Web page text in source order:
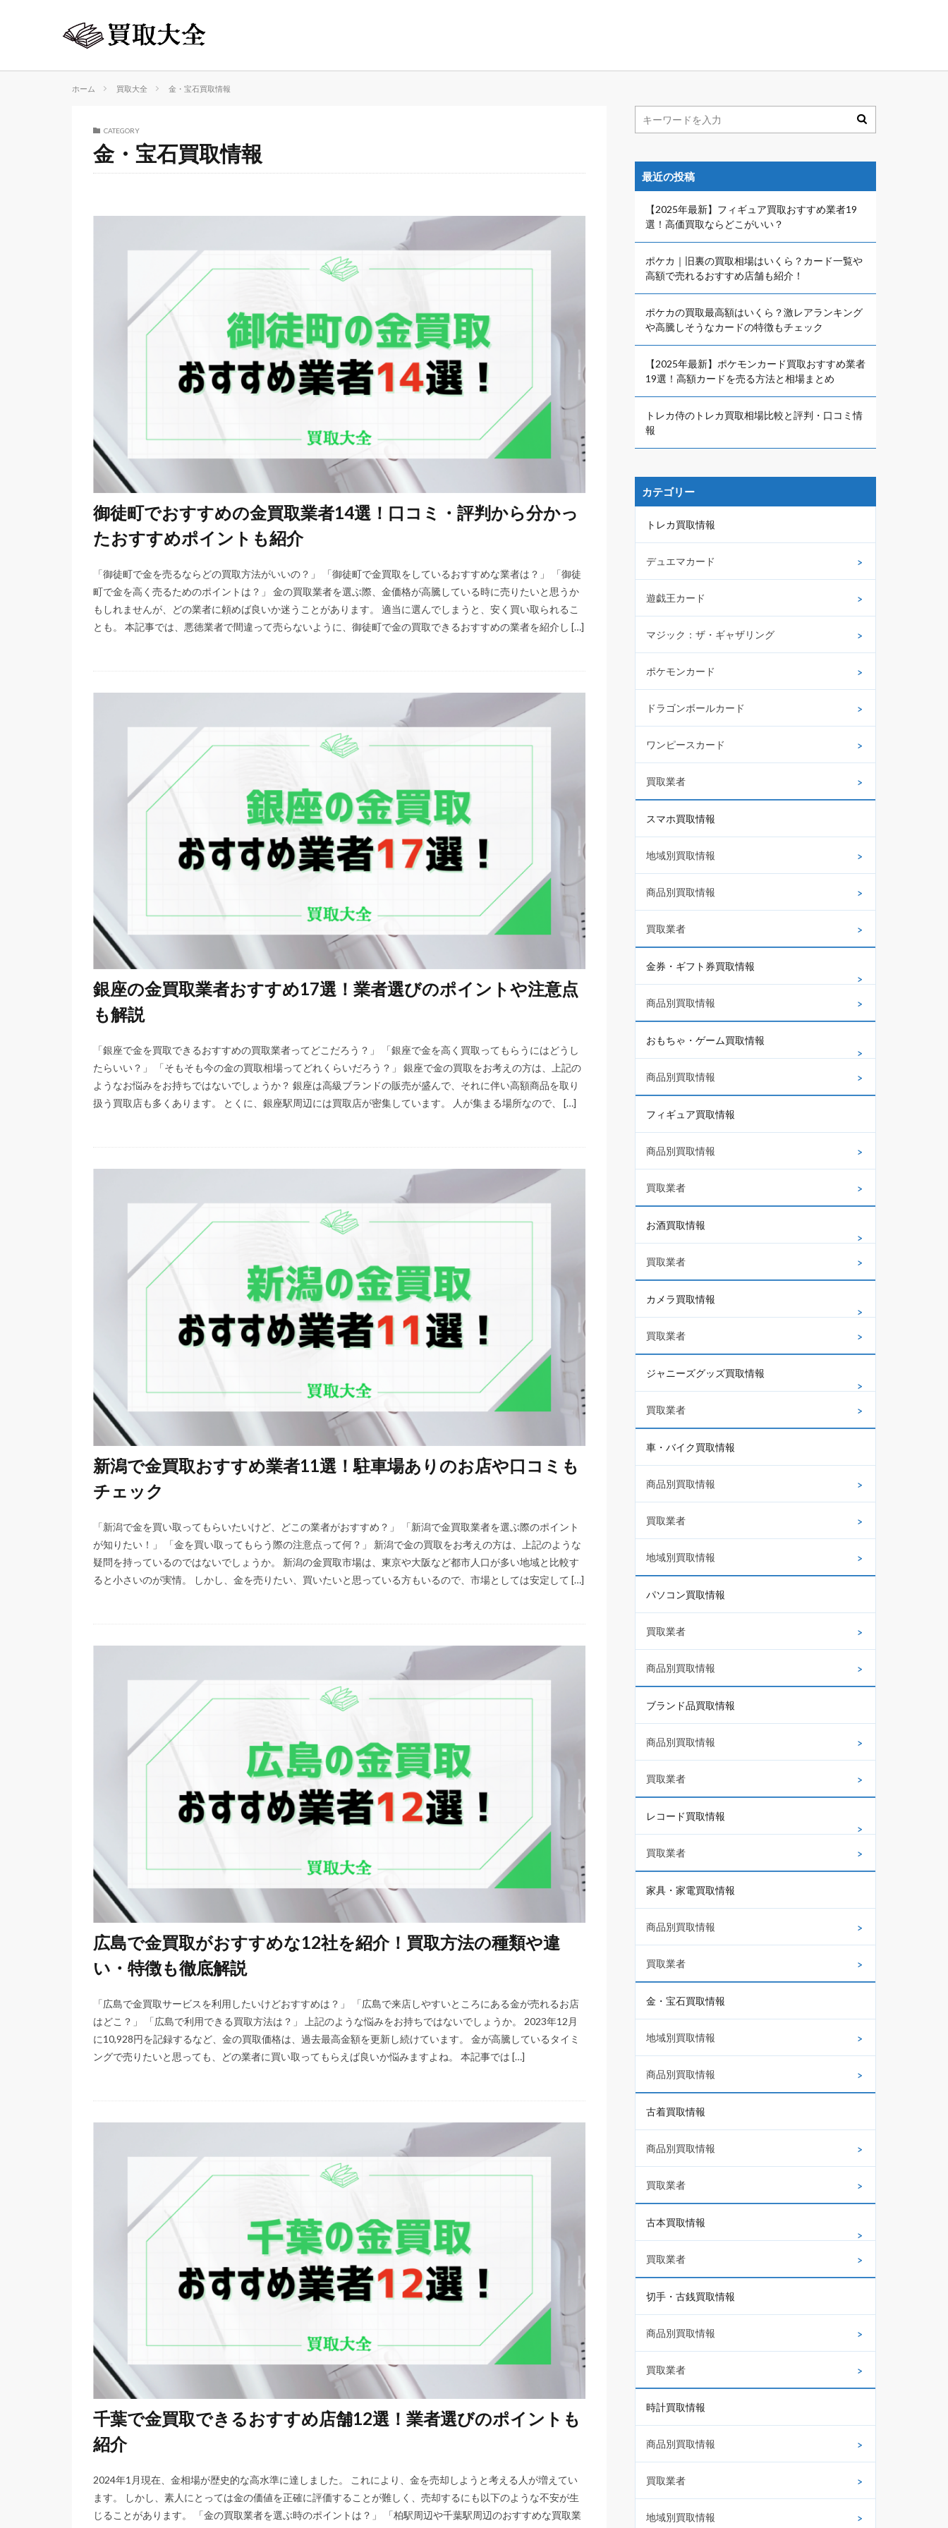
ホーム 買取大全 金・宝石買取情報
CATEGORY
金・宝石買取情報
御徒町でおすすめの金買取業者14選！口コミ・評判から分かっ
たおすすめポイントも紹介
「御徒町で金を売るならどの買取方法がいいの？」 「御徒町で金買取をしているおすすめな業者は？」 「御徒
町で金を高く売るためのポイントは？」 金の買取業者を選ぶ際、金価格が高騰している時に売りたいと思うか
もしれませんが、どの業者に頼めば良いか迷うことがあります。 適当に選んでしまうと、安く買い取られるこ
とも。 本記事では、悪徳業者で間違って売らないように、御徒町で金の買取できるおすすめの業者を紹介し […]
銀座の金買取業者おすすめ17選！業者選びのポイントや注意点
も解説
「銀座で金を買取できるおすすめの買取業者ってどこだろう？」 「銀座で金を高く買取ってもらうにはどうし
たらいい？」 「そもそも今の金の買取相場ってどれくらいだろう？」 銀座で金の買取をお考えの方は、上記の
ようなお悩みをお持ちではないでしょうか？ 銀座は高級ブランドの販売が盛んで、それに伴い高額商品を取り
扱う買取店も多くあります。 とくに、銀座駅周辺には買取店が密集しています。 人が集まる場所なので、 […]
新潟で金買取おすすめ業者11選！駐車場ありのお店や口コミも
チェック
「新潟で金を買い取ってもらいたいけど、どこの業者がおすすめ？」 「新潟で金買取業者を選ぶ際のポイント
が知りたい！」 「金を買い取ってもらう際の注意点って何？」 新潟で金の買取をお考えの方は、上記のような
疑問を持っているのではないでしょうか。 新潟の金買取市場は、東京や大阪など都市人口が多い地域と比較す
ると小さいのが実情。 しかし、金を売りたい、買いたいと思っている方もいるので、市場としては安定して […]
広島で金買取がおすすめな12社を紹介！買取方法の種類や違
い・特徴も徹底解説
「広島で金買取サービスを利用したいけどおすすめは？」 「広島で来店しやすいところにある金が売れるお店
はどこ？」 「広島で利用できる買取方法は？」 上記のような悩みをお持ちではないでしょうか。 2023年12月
に10,928円を記録するなど、金の買取価格は、過去最高金額を更新し続けています。 金が高騰しているタイミ
ングで売りたいと思っても、どの業者に買い取ってもらえば良いか悩みますよね。 本記事では […]
千葉で金買取できるおすすめ店舗12選！業者選びのポイントも
紹介
2024年1月現在、金相場が歴史的な高水準に達しました。 これにより、金を売却しようと考える人が増えてい
ます。 しかし、素人にとっては金の価値を正確に評価することが難しく、売却するにも以下のような不安が生
じることがあります。 「金の買取業者を選ぶ時のポイントは？」 「柏駅周辺や千葉駅周辺のおすすめな買取業
最近の投稿
【2025年最新】フィギュア買取おすすめ業者19
選！高価買取ならどこがいい？
ポケカ｜旧裏の買取相場はいくら？カード一覧や
高額で売れるおすすめ店舗も紹介！
ポケカの買取最高額はいくら？激レアランキング
や高騰しそうなカードの特徴もチェック
【2025年最新】ポケモンカード買取おすすめ業者
19選！高額カードを売る方法と相場まとめ
トレカ侍のトレカ買取相場比較と評判・口コミ情
報
カテゴリー
トレカ買取情報
デュエマカード
遊戯王カード
マジック：ザ・ギャザリング
ポケモンカード
ドラゴンボールカード
ワンピースカード
買取業者
スマホ買取情報
地域別買取情報
商品別買取情報
買取業者
金券・ギフト券買取情報
商品別買取情報
おもちゃ・ゲーム買取情報
商品別買取情報
フィギュア買取情報
商品別買取情報
買取業者
お酒買取情報
買取業者
カメラ買取情報
買取業者
ジャニーズグッズ買取情報
買取業者
車・バイク買取情報
商品別買取情報
買取業者
地域別買取情報
パソコン買取情報
買取業者
商品別買取情報
ブランド品買取情報
商品別買取情報
買取業者
レコード買取情報
買取業者
家具・家電買取情報
商品別買取情報
買取業者
金・宝石買取情報
地域別買取情報
商品別買取情報
古着買取情報
商品別買取情報
買取業者
古本買取情報
買取業者
切手・古銭買取情報
商品別買取情報
買取業者
時計買取情報
商品別買取情報
買取業者
地域別買取情報